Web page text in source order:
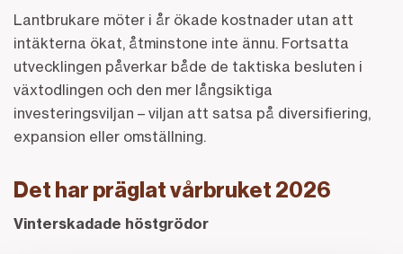
Lantbrukare möter i år ökade kostnader utan att
intäkterna ökat, åtminstone inte ännu. Fortsatta
utvecklingen påverkar både de taktiska besluten i
växtodlingen och den mer långsiktiga
investeringsviljan – viljan att satsa på diversifiering,
expansion eller omställning.
Det har präglat vårbruket 2026
Vinterskadade höstgrödor